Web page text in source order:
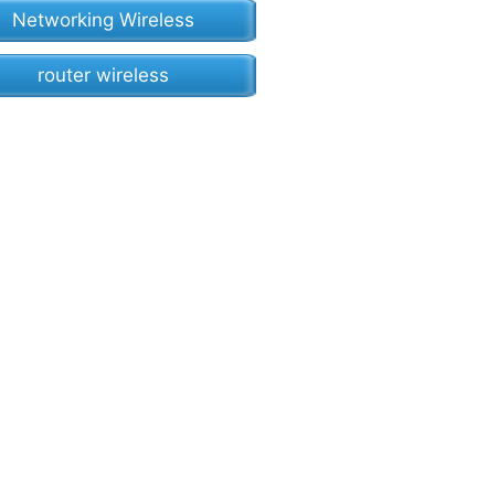
Networking Wireless
router wireless